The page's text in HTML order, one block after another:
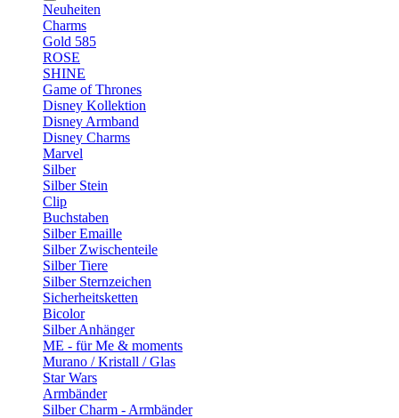
Neuheiten
Charms
Gold 585
ROSE
SHINE
Game of Thrones
Disney Kollektion
Disney Armband
Disney Charms
Marvel
Silber
Silber Stein
Clip
Buchstaben
Silber Emaille
Silber Zwischenteile
Silber Tiere
Silber Sternzeichen
Sicherheitsketten
Bicolor
Silber Anhänger
ME - für Me & moments
Murano / Kristall / Glas
Star Wars
Armbänder
Silber Charm - Armbänder